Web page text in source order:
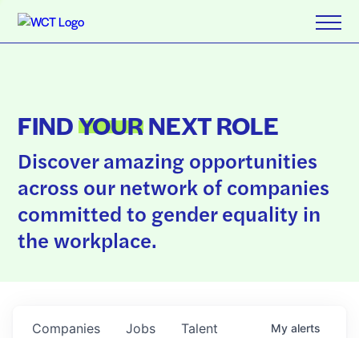
FINDYOURNEXT ROLE
Discover amazing opportunities
across our network of companies
committed to gender equality in
the workplace.
Jobs
Companies Talent My alerts